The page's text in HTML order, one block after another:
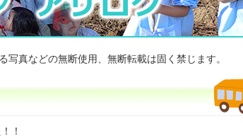
写真などの無断使用、無断転載は固く禁じます。
！